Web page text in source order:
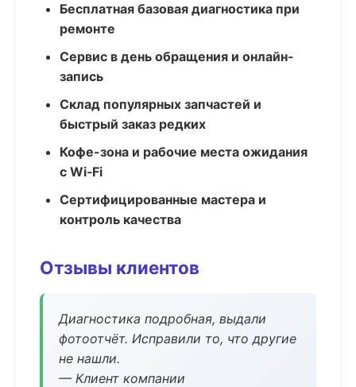
Бесплатная базовая диагностика при
ремонте
Сервис в день обращения и онлайн-
запись
Склад популярных запчастей и
быстрый заказ редких
Кофе-зона и рабочие места ожидания
с Wi‑Fi
Сертифицированные мастера и
контроль качества
Отзывы клиентов
Диагностика подробная, выдали
фотоотчёт. Исправили то, что другие
не нашли.
— Клиент компании